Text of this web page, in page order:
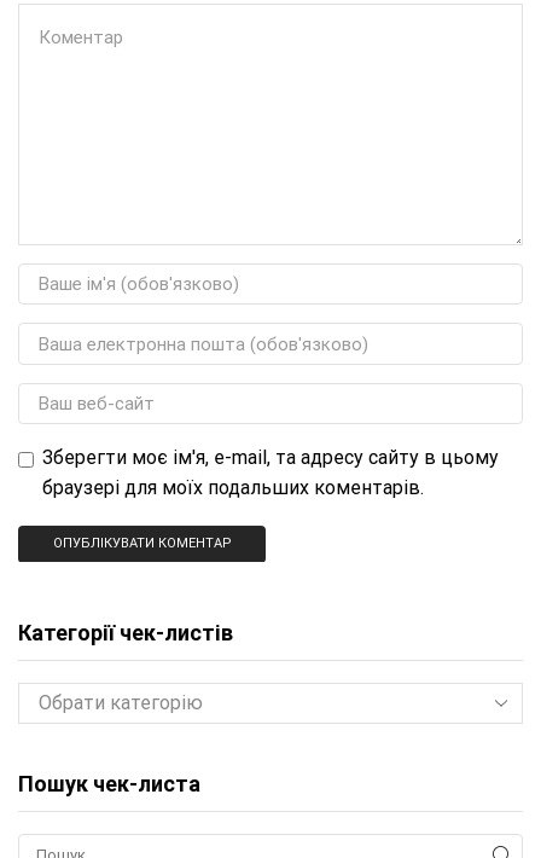
Зберегти моє ім'я, e-mail, та адресу сайту в цьому
браузері для моїх подальших коментарів.
Категорії чек-листів
Пошук чек-листа